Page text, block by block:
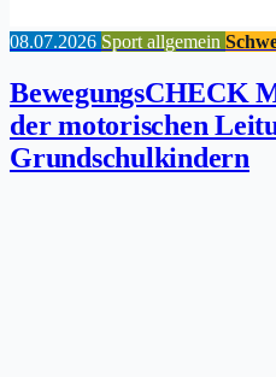
08.07.2026 Sport allgemein
BewegungsCHECK
der motorischen
Grundschulkindern